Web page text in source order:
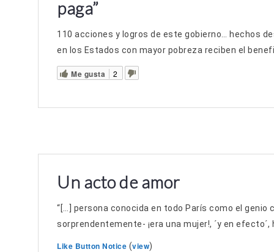
paga”
110 acciones y logros de este gobierno… hechos
en los Estados con mayor pobreza reciben el
Me gusta 2
Un acto de amor
“[…] persona conocida en todo París como el genio
sorprendentemente- ¡era una mujer!, ´y en
Like Button Notice (view)